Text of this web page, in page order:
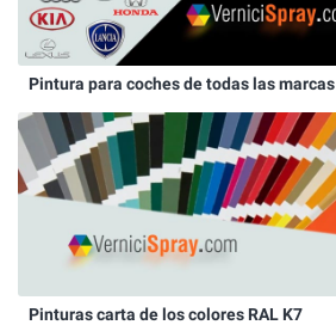
Pintura para coches de todas las marcas
Pinturas carta de los colores RAL K7